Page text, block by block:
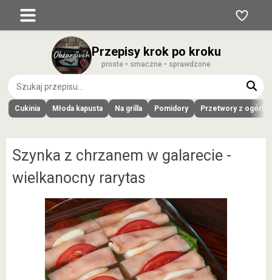
Przepisy krok po kroku
proste • smaczne • sprawdzone
Cukinia Młoda kapusta Na grilla Pomidory Przetwory z
Szynka z chrzanem w galarecie -
wielkanocny rarytas